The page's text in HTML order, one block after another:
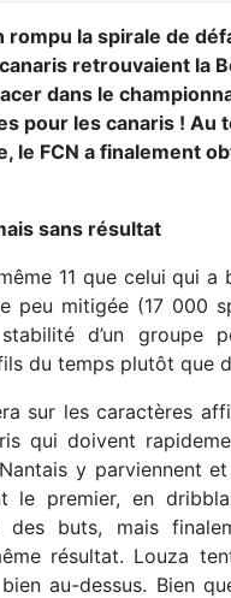
rompu la spirale de
retrouvaient la
dans le
pour les canaris ! Au
le FCN a finalement
sans résultat
11 que celui qui
peu mitigée (17 000
stabilité d’un
du temps plutôt que
sur les caractères
qui doivent
y parviennent et
le premier, en
des buts, mais
résultat. Louza
au-dessus. Bien